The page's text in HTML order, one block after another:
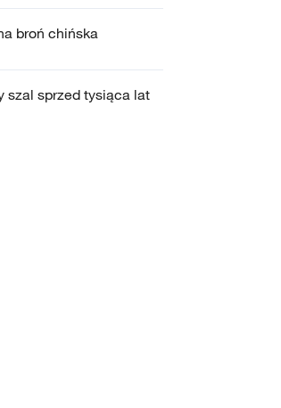
broń chińska
szal sprzed tysiąca lat